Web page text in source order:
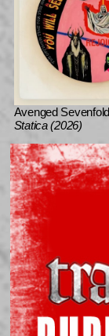
Avenged Sevenfold
Statica (2026)